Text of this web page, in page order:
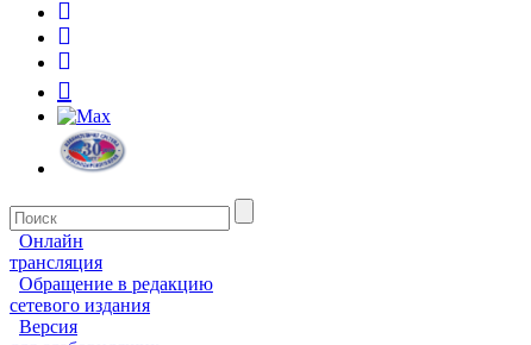
Онлайн
трансляция
Обращение в редакцию
сетевого издания
Версия